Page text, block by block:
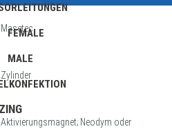
FEMALE
MALE
Masetec
Zylinder
Aktivierungsmagnet; Neodym oder